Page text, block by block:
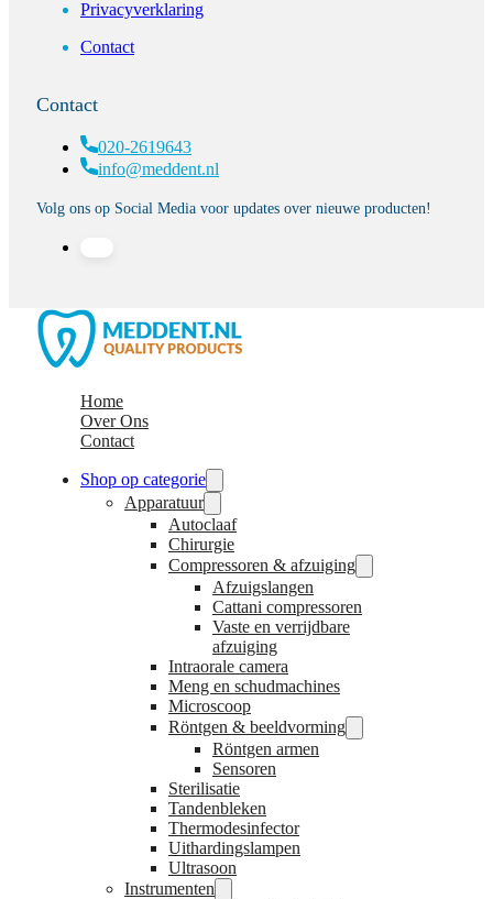
Privacyverklaring
Contact
Contact
020-2619643
info@meddent.nl
Volg ons op Social Media voor updates over nieuwe producten!
Home
Over Ons
Contact
Shop op categorie
Apparatuur
Autoclaaf
Chirurgie
Compressoren & afzuiging
Afzuigslangen
Cattani compressoren
Vaste en verrijdbare
afzuiging
Intraorale camera
Meng en schudmachines
Microscoop
Röntgen & beeldvorming
Röntgen armen
Sensoren
Sterilisatie
Tandenbleken
Thermodesinfector
Uithardingslampen
Ultrasoon
Instrumenten